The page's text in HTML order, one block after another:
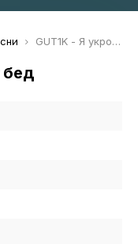
GUT1K - Я укрою тебя от бед
бед